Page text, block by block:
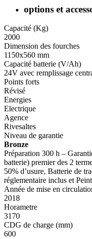
options et
Capacité (Kg)
2000
Dimension des fourches
1150x560 mm
Capacité batterie (V/Ah)
24V avec remplissage
Points forts
Révisé
Energies
Electrique
Agence
Rivesaltes
Niveau de garantie
Bronze
Préparation 300 h –
batterie) premier des 2
50% d’usure, Batterie de
réglementaire inclus et
Année de mise en
2018
Horametre
3170
CDG de charge (mm)
600